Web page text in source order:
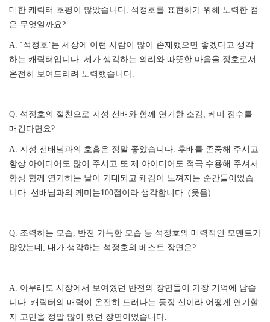
대한 캐릭터 호평이 많았습니다. 석정호를 표현하기 위해 노력한 점
은 무엇일까요?
A. ‘석정호’는 세상에 이런 사람이 많이 존재했으면 좋겠다고 생각
하는 캐릭터입니다. 제가 생각하는 의리와 따뜻한 마음을 정호로서
온전히 보여드리려 노력했습니다.
Q. 석정호의 절친으로 지성 선배와 함께 연기한 소감, 케미 점수를
매긴다면요?
A. 지성 선배님과의 호흡은 정말 좋았습니다. 후배를 존중해 주시고
항상 아이디어도 많이 주시고 또 제 아이디어도 적극 수용해 주셔서
항상 함께 연기하는 날이 기대되고 쾌감이 느껴지는 순간들이었습
니다. 선배님과의 케미는100점이라 생각합니다. (웃음)
Q. 조력하는 모습, 반전 가득한 모습 등 석정호의 매력적인 모멘트가
많았는데, 내가 생각하는 석정호의 베스트 장면은?
A. 아무래도 시장에서 보여줬던 반전의 장면들이 가장 기억에 남습
니다. 캐릭터의 매력이 온전히 드러나는 등장 신이라 어떻게 연기할
지 고민을 정말 많이 했던 장면이었습니다.